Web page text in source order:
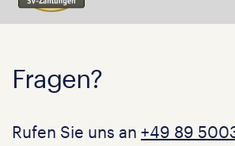
Fragen?
Rufen Sie uns an +49 89